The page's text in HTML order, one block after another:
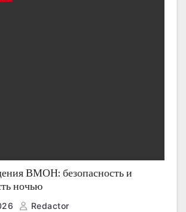
ВМОН: безопасность и
ночью
Redactor